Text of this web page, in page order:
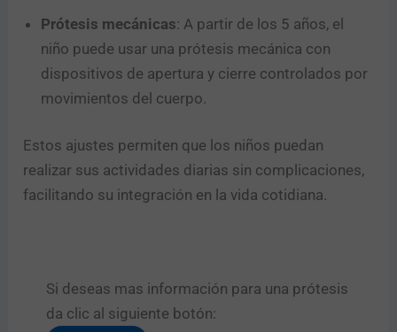
Prótesis mecánicas: A partir de los 5 años, el
niño puede usar una prótesis mecánica con
dispositivos de apertura y cierre controlados por
movimientos del cuerpo.
Estos ajustes permiten que los niños puedan
realizar sus actividades diarias sin complicaciones,
facilitando su integración en la vida cotidiana.
Si deseas mas información para una prótesis
da clic al siguiente botón:​